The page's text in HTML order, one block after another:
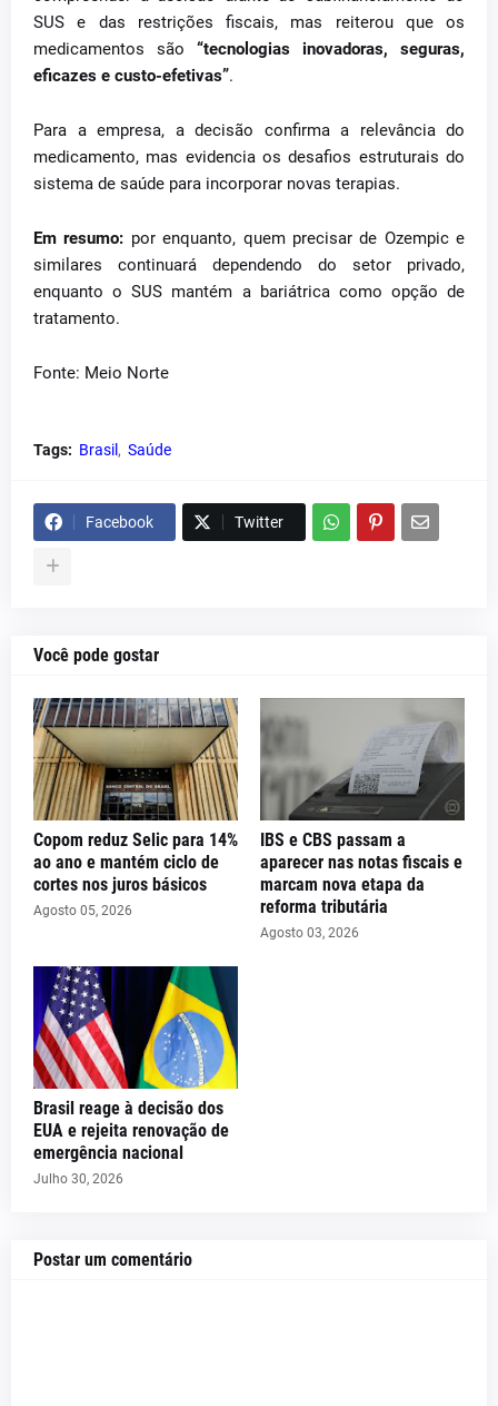
SUS e das restrições fiscais, mas reiterou que os
medicamentos são “tecnologias inovadoras, seguras,
eficazes e custo-efetivas”.
Para a empresa, a decisão confirma a relevância do
medicamento, mas evidencia os desafios estruturais do
sistema de saúde para incorporar novas terapias.
Em resumo: por enquanto, quem precisar de Ozempic e
similares continuará dependendo do setor privado,
enquanto o SUS mantém a bariátrica como opção de
tratamento.
Fonte: Meio Norte
Tags: Brasil Saúde
Facebook Twitter
Você pode gostar
Copom reduz Selic para 14%
ao ano e mantém ciclo de
cortes nos juros básicos
Agosto 05, 2026
IBS e CBS passam a
aparecer nas notas fiscais e
marcam nova etapa da
reforma tributária
Agosto 03, 2026
Brasil reage à decisão dos
EUA e rejeita renovação de
emergência nacional
Julho 30, 2026
Postar um comentário